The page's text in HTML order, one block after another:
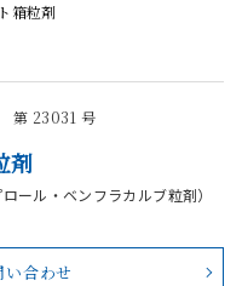
箱粒剤
第 23031 号
剤
ール・ベンフラカルブ粒剤）
合わせ